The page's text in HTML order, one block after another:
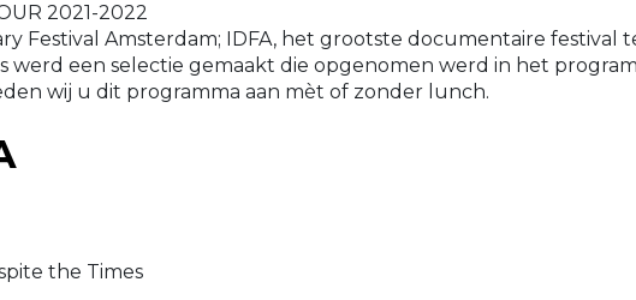
2021-2022
Festival Amsterdam; IDFA, het grootste documentaire festival
werd een selectie gemaakt die opgenomen werd in het
wij u dit programma aan mèt of zonder lunch.
the Times